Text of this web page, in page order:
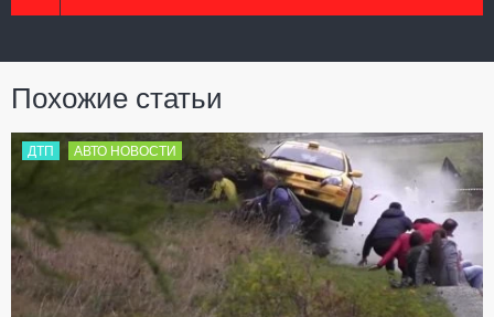
Похожие статьи
ДТП АВТО НОВОСТИ